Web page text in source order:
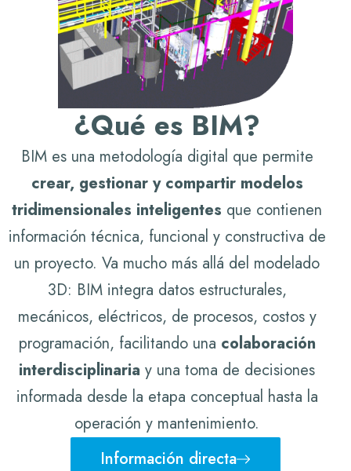
¿Qué es BIM?
BIM es una metodología digital que permite
crear, gestionar y compartir modelos
tridimensionales inteligentes que contienen
información técnica, funcional y constructiva de
un proyecto. Va mucho más allá del modelado
3D: BIM integra datos estructurales,
mecánicos, eléctricos, de procesos, costos y
programación, facilitando una colaboración
interdisciplinaria y una toma de decisiones
informada desde la etapa conceptual hasta la
operación y mantenimiento.
Información directa